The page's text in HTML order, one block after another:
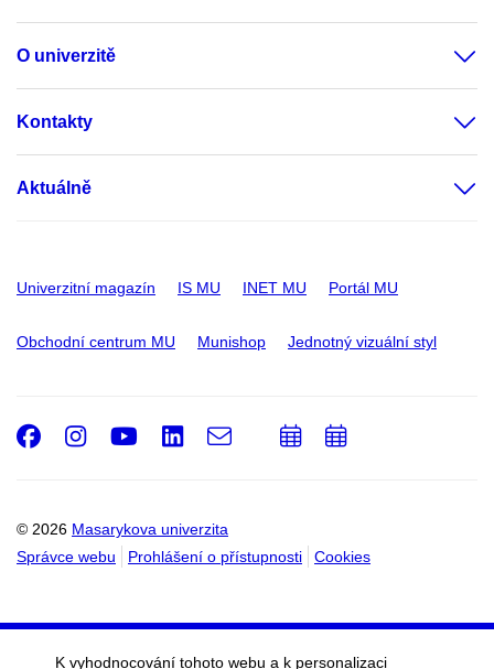
O univerzitě
Kontakty
Aktuálně
Univerzitní magazín IS MU INET MU Portál MU
Obchodní centrum MU Munishop Jednotný vizuální styl
© 2026 Masarykova univerzita
Správce webu
Prohlášení o přístupnosti Cookies
Facebook
Instagram
Youtube
LinkedIn
e-
PřidatPřidat
K vyhodnocování tohoto webu a k personalizaci